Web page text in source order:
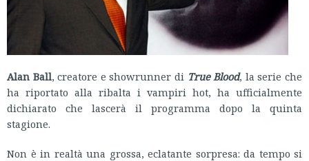
Alan Ball, creatore e showrunner di True Blood, la serie che
ha riportato alla ribalta i vampiri hot, ha ufficialmente
dichiarato che lascerà il programma dopo la quinta
stagione.
Non è in realtà una grossa, eclatante sorpresa: da tempo si